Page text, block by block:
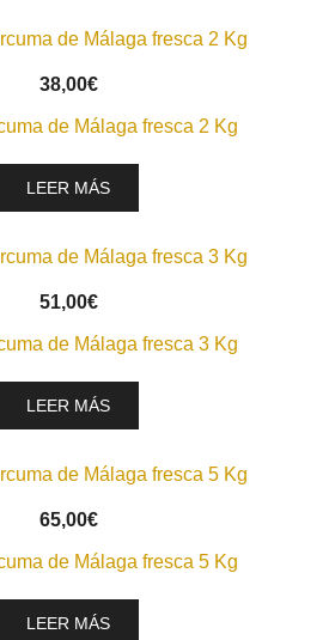
VISTA RÁPIDA
38,00€
de Málaga fresca 2 Kg
LEER MÁS
VISTA RÁPIDA
51,00€
de Málaga fresca 3 Kg
LEER MÁS
VISTA RÁPIDA
65,00€
de Málaga fresca 5 Kg
LEER MÁS